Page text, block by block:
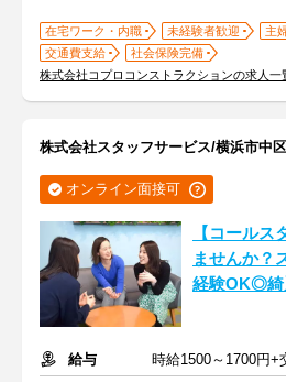
在宅ワーク・内職 未経験者歓迎
主
交通費支給
社会保険完備
株式会社コプロコンストラクションの求人一
株式会社スタッフサービス/横浜市中
オンライン面接可
【コールス
ませんか？
経験OK◎綺
給与
時給1500～1700円+